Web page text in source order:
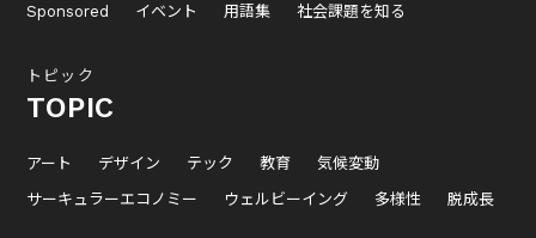
Sponsored
イベント 用語集 社会課題を知る
トピック
TOPIC
アート デザイン テック 教育
気候変動
サーキュラーエコノミー
ウェルビーイング 多様性 脱成長